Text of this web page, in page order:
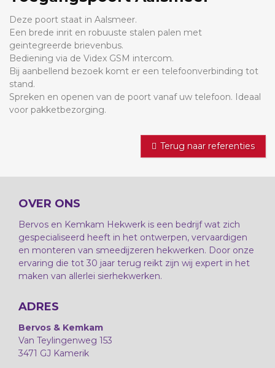
Deze poort staat in Aalsmeer.
Een brede inrit en robuuste stalen palen met
geintegreerde brievenbus.
Bediening via de Videx GSM intercom.
Bij aanbellend bezoek komt er een telefoonverbinding tot
stand.
Spreken en openen van de poort vanaf uw telefoon. Ideaal
voor pakketbezorging.
Terug naar referenties
OVER ONS
Bervos en Kemkam Hekwerk is een bedrijf wat zich
gespecialiseerd heeft in het ontwerpen, vervaardigen
en monteren van smeedijzeren hekwerken. Door onze
ervaring die tot 30 jaar terug reikt zijn wij expert in het
maken van allerlei sierhekwerken.
ADRES
Bervos & Kemkam
Van Teylingenweg 153
3471 GJ Kamerik